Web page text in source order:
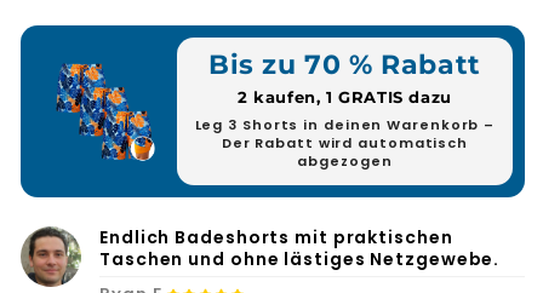
Bis zu 70 % Rabatt
2 kaufen, 1 GRATIS dazu
Leg 3 Shorts in deinen Warenkorb –
Der Rabatt wird automatisch
abgezogen
Endlich Badeshorts mit praktischen
Taschen und ohne lästiges Netzgewebe.